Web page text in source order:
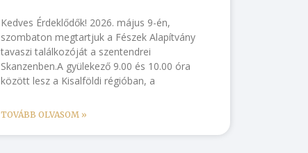
Kedves Érdeklődők! 2026. május 9-én,
szombaton megtartjuk a Fészek Alapítvány
tavaszi találkozóját a szentendrei
Skanzenben.A gyülekező 9.00 és 10.00 óra
között lesz a Kisalföldi régióban, a
TOVÁBB OLVASOM »